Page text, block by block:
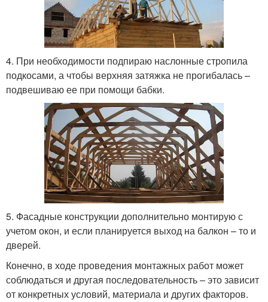
4. При необходимости подпираю наслонные стропила
подкосами, а чтобы верхняя затяжка не прогибалась –
подвешиваю ее при помощи бабки.
5. Фасадные конструкции дополнительно монтирую с
учетом окон, и если планируется выход на балкон – то и
дверей.
Конечно, в ходе проведения монтажных работ может
соблюдаться и другая последовательность – это зависит
от конкретных условий, материала и других факторов.